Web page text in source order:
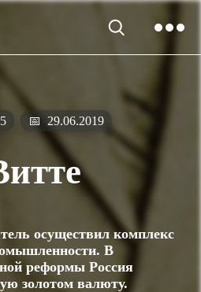
📅 29.06.2019
осуществил комплекс
В
реформы Россия
золотом валюту.